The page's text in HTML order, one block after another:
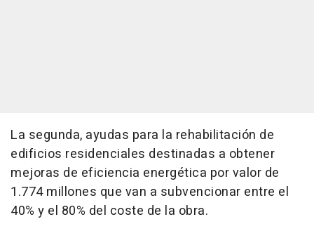
La segunda, ayudas para la rehabilitación de
edificios residenciales destinadas a obtener
mejoras de eficiencia energética por valor de
1.774 millones que van a subvencionar entre el
40% y el 80% del coste de la obra.